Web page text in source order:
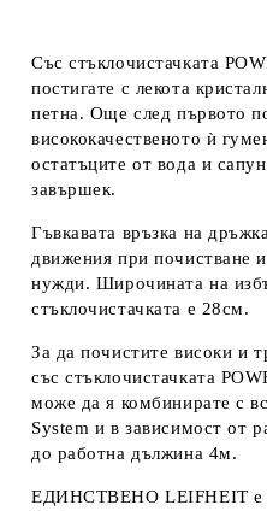
Със стъклочистачката
постигате с лекота
петна. Още след първото
висококачественото ѝ
остатъците от вода и
завършек.
Гъвкавата връзка на
движения при почистване
нужди. Широчината на
стъклочистачката е 28см.
За да почистите високи и
със стъклочистачката
може да я комбинирате с
System и в зависимост от
до работна дължина 4м.
ЕДИНСТВЕНО LEIFHEIT е